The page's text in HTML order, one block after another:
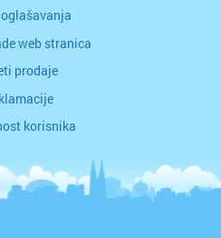
vida ili
važnu
rade
stvarnim potrebama poslovanja.
sustava, a ne problem koji se
i omogućuje bolju
prostora.Tvrtkama koje redovito
posebno je važno imati dostupne
su im potrebne. Brza i
web stranica
prodaje
korisnika